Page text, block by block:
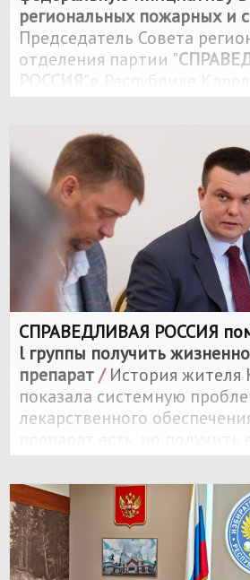
региональных пожарных и
Председатель Совета
отделения партии "
РОССИЯ"в Республике
Изюмов рассказал о работе
инициативой, которая
существующее неравенство
и социальных гарантиях
СПРАВЕДЛИВАЯ РОССИЯ
l группы получить
препарат/История жителя
показала системную
лекарственного
далеко не всегда.